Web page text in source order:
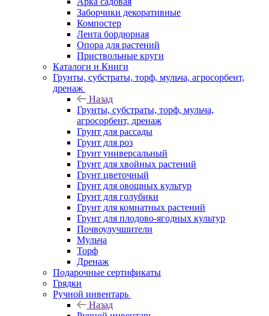
Заборчики декоративные
Компостер
Лента бордюрная
Опора для растений
Приствольные круги
Каталоги и Книги
Грунты, субстраты, торф, мульча, агросорбент,
дренаж
Назад
Грунты, субстраты, торф, мульча,
агросорбент, дренаж
Грунт для рассады
Грунт для роз
Грунт универсальный
Грунт для хвойных растений
Грунт цветочный
Грунт для овощных культур
Грунт для голубики
Грунт для комнатных растений
Грунт для плодово-ягодных культур
Почвоулучшители
Мульча
Торф
Дренаж
Подарочные сертификаты
Грядки
Ручной инвентарь
Назад